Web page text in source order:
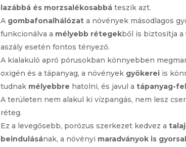
lazábbá és morzsalékosabbá teszik azt.
A gombafonalhálózat a növények másodlagos
funkcionálva a mélyebb rétegekből is biztosítja a
aszály esetén fontos tényező.
A kialakuló apró pórusokban könnyebben
oxigén és a tápanyag, a növények gyökerei is
tudnak mélyebbre hatolni, és javul atápanyag-
A területen nem alakul ki vízpangás, nem lesz
réteg.
Ez a levegősebb, porózus szerkezet kedvez a
beindulásának, a növényi maradványok is